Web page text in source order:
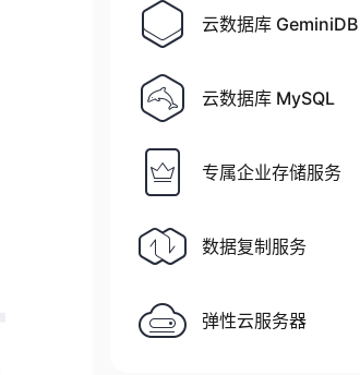
云数据库 GeminiDB
云数据库 MySQL
专属企业存储服务
数据复制服务
弹性云服务器